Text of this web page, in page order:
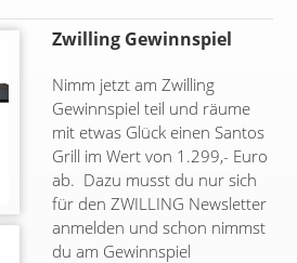
Zwilling Gewinnspiel
Nimm jetzt am Zwilling
Gewinnspiel teil und räume
mit etwas Glück einen Santos
Grill im Wert von 1.299,- Euro
ab. Dazu musst du nur sich
für den ZWILLING Newsletter
anmelden und schon nimmst
du am Gewinnspiel